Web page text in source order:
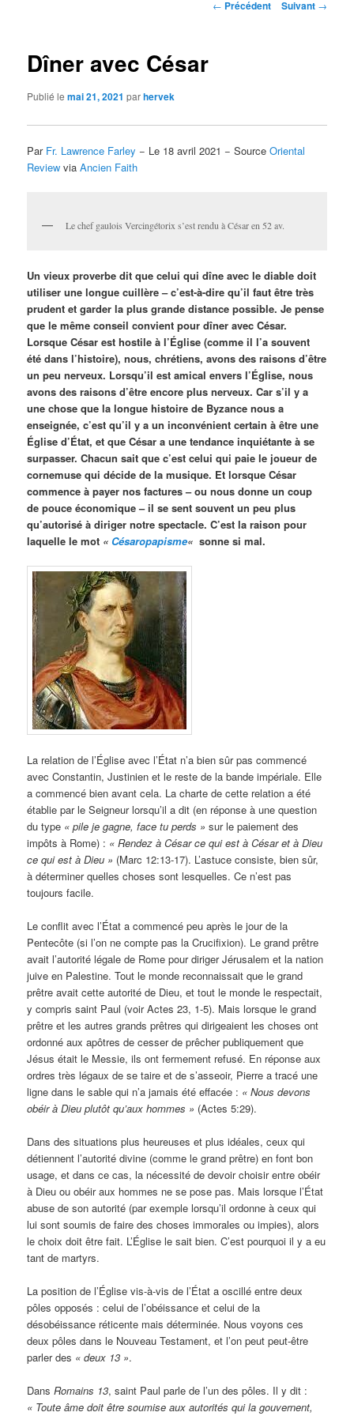
Navigation
← Précédent Suivant →
Dîner avec César
Publié lemai 21, 2021 parhervek
Par Fr. Lawrence Farley − Le 18 avril 2021 − SourceOriental
Review viaAncien Faith
Le chef gaulois Vercingétorix s’est rendu à César en 52 av.
Un vieux proverbe dit que celui qui dîne avec le diable doit
utiliser une longue cuillère – c’est-à-dire qu’il faut être très
prudent et garder la plus grande distance possible. Je pense
que le même conseil convient pour dîner avec César.
Lorsque César est hostile à l’Église (comme il l’a souvent
été dans l’histoire), nous, chrétiens, avons des raisons d’être
un peu nerveux. Lorsqu’il est amical envers l’Église, nous
avons des raisons d’être encore plus nerveux. Car s’il y a
une chose que la longue histoire de Byzance nous a
enseignée, c’est qu’il y a un inconvénient certain à être une
Église d’État, et que César a une tendance inquiétante à se
surpasser. Chacun sait que c’est celui qui paie le joueur de
cornemuse qui décide de la musique. Et lorsque César
commence à payer nos factures – ou nous donne un coup
de pouce économique – il se sent souvent un peu plus
qu’autorisé à diriger notre spectacle. C’est la raison pour
laquelle le mot « Césaropapisme« sonne si mal.
La relation de l’Église avec l’État n’a bien sûr pas commencé
avec Constantin, Justinien et le reste de la bande impériale. Elle
a commencé bien avant cela. La charte de cette relation a été
établie par le Seigneur lorsqu’il a dit (en réponse à une question
du type « pile je gagne, face tu perds » sur le paiement des
impôts à Rome) : « Rendez à César ce qui est à César et à Dieu
ce qui est à Dieu » (Marc 12:13-17). L’astuce consiste, bien sûr,
à déterminer quelles choses sont lesquelles. Ce n’est pas
toujours facile.
Le conflit avec l’État a commencé peu après le jour de la
Pentecôte (si l’on ne compte pas la Crucifixion). Le grand prêtre
avait l’autorité légale de Rome pour diriger Jérusalem et la nation
juive en Palestine. Tout le monde reconnaissait que le grand
prêtre avait cette autorité de Dieu, et tout le monde le respectait,
y compris saint Paul (voir Actes 23, 1-5). Mais lorsque le grand
prêtre et les autres grands prêtres qui dirigeaient les choses ont
ordonné aux apôtres de cesser de prêcher publiquement que
Jésus était le Messie, ils ont fermement refusé. En réponse aux
ordres très légaux de se taire et de s’asseoir, Pierre a tracé une
ligne dans le sable qui n’a jamais été effacée : « Nous devons
obéir à Dieu plutôt qu’aux hommes » (Actes 5:29).
Dans des situations plus heureuses et plus idéales, ceux qui
détiennent l’autorité divine (comme le grand prêtre) en font bon
usage, et dans ce cas, la nécessité de devoir choisir entre obéir
à Dieu ou obéir aux hommes ne se pose pas. Mais lorsque l’État
abuse de son autorité (par exemple lorsqu’il ordonne à ceux qui
lui sont soumis de faire des choses immorales ou impies), alors
le choix doit être fait. L’Église le sait bien. C’est pourquoi il y a eu
tant de martyrs.
La position de l’Église vis-à-vis de l’État a oscillé entre deux
pôles opposés : celui de l’obéissance et celui de la
désobéissance réticente mais déterminée. Nous voyons ces
deux pôles dans le Nouveau Testament, et l’on peut peut-être
parler des « deux 13 ».
DansRomains 13, saint Paul parle de l’un des pôles. Il y dit :
« Toute âme doit être soumise aux autorités qui la gouvernent,